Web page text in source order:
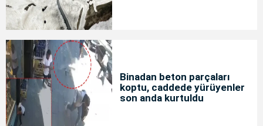
Binadan beton parçaları
koptu, caddede yürüyenler
son anda kurtuldu